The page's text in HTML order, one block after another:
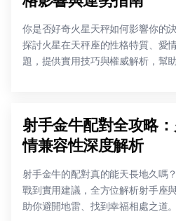
你是否好奇火星天秤如何影響你的
探討火星在天秤座的性格特質、愛
題，提供實用技巧與權威解析，幫
射手金牛配對全攻略
情兼容性深度解析
射手金牛的配對真的能天長地久嗎
戰到實用建議，全方位解析射手座
助你避開地雷、找到幸福相處之道。